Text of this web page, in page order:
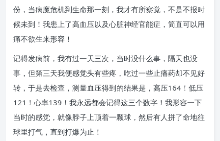
份，当病魔危机到生命那一刻，我才有所察觉，不是不报时
候未到！我患上了高血压以及心脏神经官能症，简直可以用
痛不欲生来形容！
记得发病前，我有过一天三次，当时没什么事，隔天也没
事，但第三天我便感觉头有些疼，吃过一些止痛药却不见好
转，于是去检查，测量血压得到的结果是，高压164！低压
121！心率139！我永远都会记得这三个数字！我形容一下
当时的感觉，就像脖子上顶着一颗球，然后有人拼了命地往
球里打气，直到打爆为止！